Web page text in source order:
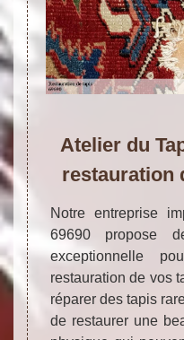
Atelier du
restauration
Notre entreprise
69690 propose
exceptionnelle
restauration de vos
réparer des tapis
de restaurer une